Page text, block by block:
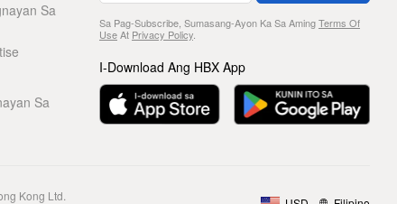
Sa
Sa
Sa Pag-Subscribe, Sumasang-Ayon Ka Sa AmingTerms Of
UseAt Privacy Policy.
I-Download Ang HBX App
Kong Ltd.